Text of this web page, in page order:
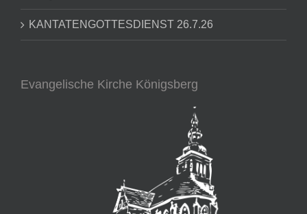
KANTATENGOTTESDIENST 26.7.26
Evangelische Kirche Königsberg